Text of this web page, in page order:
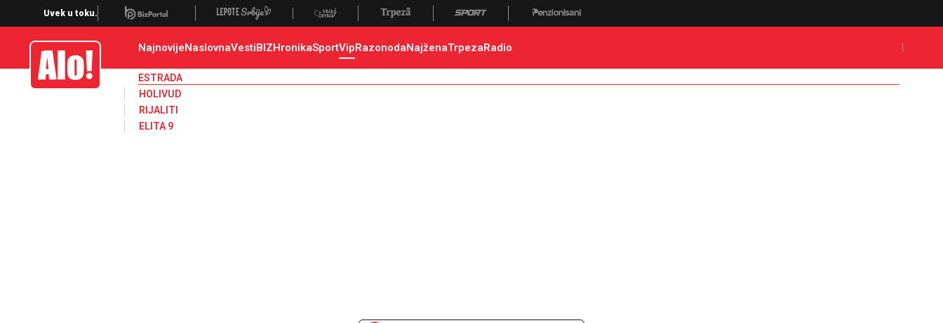
Uvek u toku.
Alo NajnovijeNaslovnaVestiBIZHronikaSportVipRazonodaNajženaTrpezaRadio
ESTRADA
HOLIVUD
RIJALITI
ELITA 9